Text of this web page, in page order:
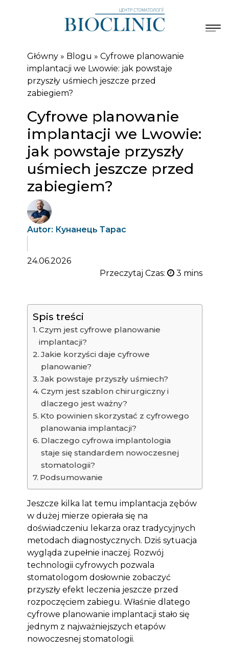
Główny» Blogu » Cyfrowe planowanie
implantacji we Lwowie: jak powstaje
przyszły uśmiech jeszcze przed
zabiegiem?
Cyfrowe planowanie
implantacji we Lwowie:
jak powstaje przyszły
uśmiech jeszcze przed
zabiegiem?
Autor: Кунанець Тарас
24.06.2026
Przeczytaj Czas:
Spis treści
Czym jest cyfrowe planowanie
implantacji?
Jakie korzyści daje cyfrowe
planowanie?
Jak powstaje przyszły uśmiech?
Czym jest szablon chirurgiczny i
dlaczego jest ważny?
Kto powinien skorzystać z cyfrowego
planowania implantacji?
Dlaczego cyfrowa implantologia
staje się standardem nowoczesnej
stomatologii?
Podsumowanie
Jeszcze kilka lat temu implantacja zębów
w dużej mierze opierała się na
doświadczeniu lekarza oraz tradycyjnych
metodach diagnostycznych. Dziś sytuacja
wygląda zupełnie inaczej. Rozwój
technologii cyfrowych pozwala
stomatologom dosłownie zobaczyć
przyszły efekt leczenia jeszcze przed
rozpoczęciem zabiegu. Właśnie dlatego
cyfrowe planowanie implantacji stało się
jednym z najważniejszych etapów
nowoczesnej stomatologii.